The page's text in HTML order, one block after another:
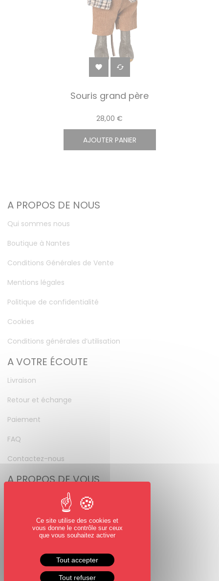
 
Souris grand père
28,00 €
AJOUTER PANIER
A PROPOS DE NOUS
Qui sommes nous
Boutique à Nantes
Conditions Générales de Vente
Mentions légales
Politique de confidentialité
Cookies
Conditions générales d’utilisation
A VOTRE ÉCOUTE
Livraison
Retour et échange
Paiement
FAQ
Contactez-nous
A PROPOS DE VOUS
Mot de passe perdu
NOUS SUIVRE
Facebook
Instagram
Ce site utilise des cookies et
vous donne le contrôle sur ceux
que vous souhaitez activer
Tout accepter
Tout refuser